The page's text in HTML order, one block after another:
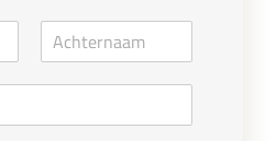
A
c
t